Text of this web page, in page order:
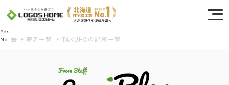
著者一覧 TAKUHOの記事一覧
Cookie を使用して、お客様の活動を追跡してもよろしいですか? 当社ではお客様の
プライバシーを極めて重視しています。詳細について、およびご質問がある場合
は、当社のプライバシーポリシーをご覧ください。
Yes
No